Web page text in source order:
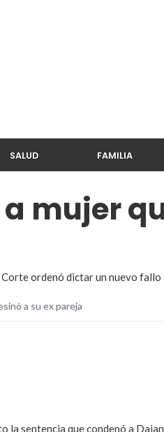
SALUD FAMILIA
mujer
ordenó dictar un nuevo fallo
a su ex pareja
la sentencia que condenó a